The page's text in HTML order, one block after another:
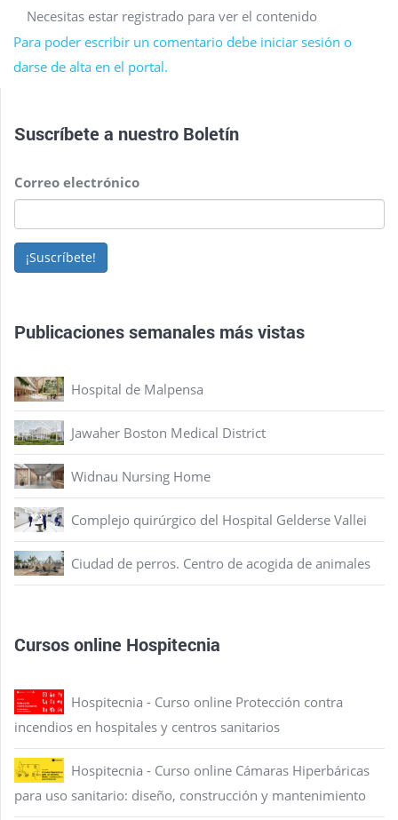
Necesitas estar registrado para ver el contenido
Para poder escribir un comentario debe iniciar sesión o
darse de alta en el portal.
Suscríbete a nuestro Boletín
Correo electrónico
¡Suscríbete!
Publicaciones semanales más vistas
Hospital de Malpensa
Jawaher Boston Medical District
Widnau Nursing Home
Complejo quirúrgico del Hospital Gelderse Vallei
Ciudad de perros. Centro de acogida de animales
Cursos online Hospitecnia
Hospitecnia - Curso online Protección contra
incendios en hospitales y centros sanitarios
Hospitecnia - Curso online Cámaras Hiperbáricas
para uso sanitario: diseño, construcción y mantenimiento